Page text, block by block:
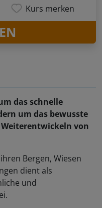
das schnelle
um das bewusste
von
Bergen, Wiesen
dient als
und
Kurs merken